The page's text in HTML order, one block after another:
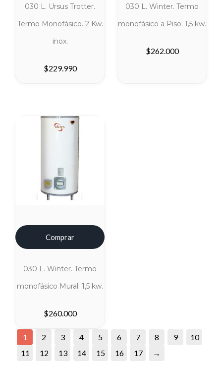
030 L. Ursus Trotter.
Termo Monofásico. 2 Kw.
inox.
$229.990
030 L. Winter. Termo
monofásico a Piso. 1,5 kw.
$262.000
Comprar
030 L. Winter. Termo
monofásico Mural. 1,5 kw.
$260.000
1 2 3 4 5 6 7 8 9
10
11
12 13 14 15 16 17 →